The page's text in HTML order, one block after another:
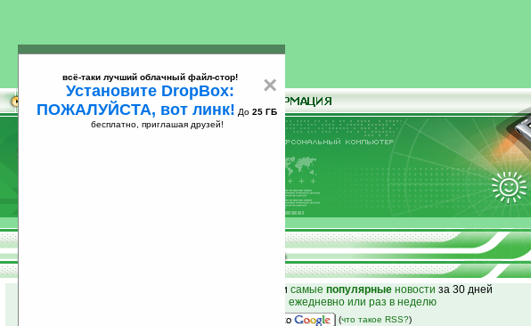
25
и самые популярные новости за 30 дней
на email ежедневно или раз в неделю
(что такое RSS?)
×
всё-таки лучший облачный файл-стор!
Установите DropBox:
ПОЖАЛУЙСТА, вот линк! До 25 ГБ
бесплатно, приглашая друзей!